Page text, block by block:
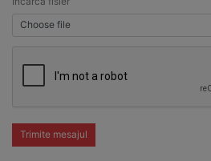
Choose file
Trimite mesajul